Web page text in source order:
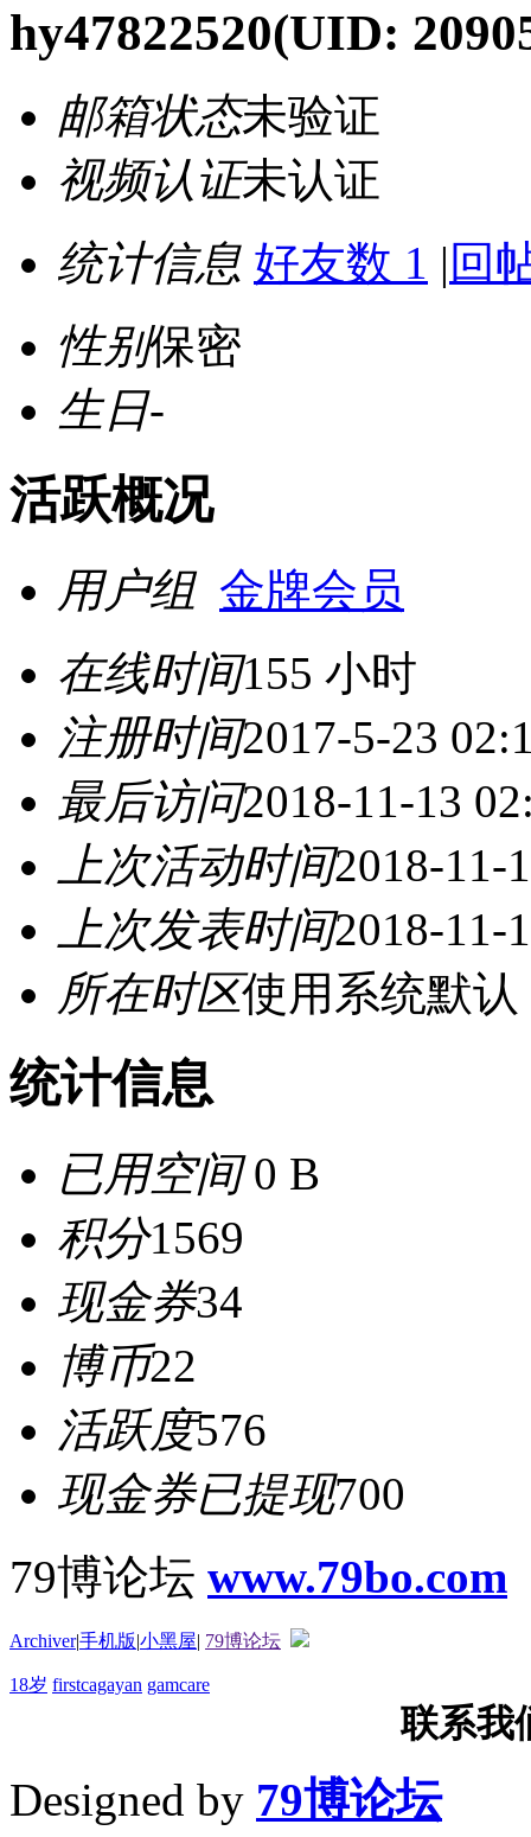
hy47822520(UID:
邮箱状态未验证
视频认证未认证
统计信息 好友数 1 | 回
性别保密
生日-
活跃概况
用户组 金牌会员
在线时间155 小时
注册时间2017-5-23
最后访问2018-11-13
上次活动时间2018-11-
上次发表时间2018-11-
所在时区使用系统默认
统计信息
已用空间0 B
积分1569
现金券34
博币22
活跃度576
现金券已提现700
79博论坛 www.79bo.com
Archiver|手机版|小黑屋| 79博论坛
18岁 firstcagayan gamcare
联系我
Designed by 79博论坛